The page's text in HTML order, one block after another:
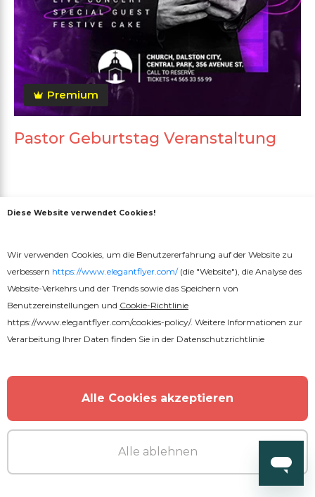
Premium
Pastor Geburtstag Veranstaltung
Diese Website verwendet Cookies!
Wir verwenden Cookies, um die Benutzererfahrung auf der Website zu
verbessern https://www.elegantflyer.com/(die "Website"), die Analyse des
Website-Verkehrs und der Trends sowie das Speichern von
Benutzereinstellungen und Cookie-Richtlinie
https://www.elegantflyer.com/cookies-policy/. Weitere Informationen zur
Verarbeitung Ihrer Daten finden Sie in der Datenschutzrichtlinie
Alle Cookies akzeptieren
Alle ablehnen